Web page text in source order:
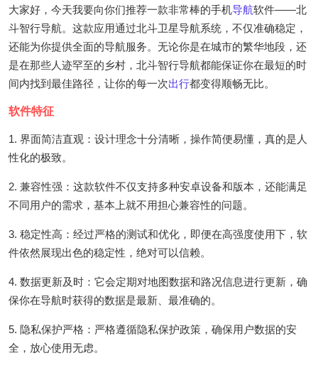
大家好，今天我要向你们推荐一款非常棒的手机导航软件——北
斗智行导航。这款应用通过北斗卫星导航系统，不仅准确稳定，
还能为你提供全面的导航服务。无论你是在城市的繁华地段，还
是在那些人迹罕至的乡村，北斗智行导航都能保证你在最短的时
间内找到最佳路径，让你的每一次出行都变得顺畅无比。
软件特征
1. 界面简洁直观：设计理念十分清晰，操作简便易懂，真的是人
性化的极致。
2. 兼容性强：这款软件不仅支持多种安卓设备和版本，还能满足
不同用户的需求，基本上就不用担心兼容性的问题。
3. 稳定性高：经过严格的测试和优化，即便在高强度使用下，软
件依然展现出色的稳定性，绝对可以信赖。
4. 数据更新及时：它会定期对地图数据和路况信息进行更新，确
保你在导航时获得的数据是最新、最准确的。
5. 隐私保护严格：严格遵循隐私保护政策，确保用户数据的安
全，放心使用无虑。